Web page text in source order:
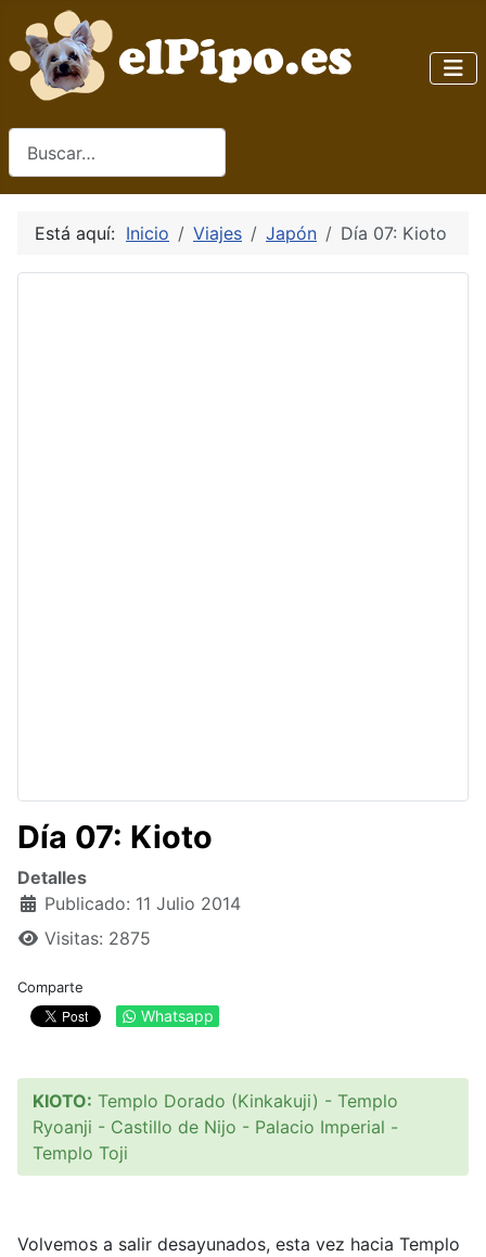
Está aquí: Inicio Viajes Japón Día 07: Kioto
Día 07: Kioto
Detalles
Publicado: 11 Julio 2014
Visitas: 2875
Comparte
Whatsapp
KIOTO: Templo Dorado (Kinkakuji) - Templo
Ryoanji - Castillo de Nijo - Palacio Imperial -
Templo Toji
Volvemos a salir desayunados, esta vez hacia Templo